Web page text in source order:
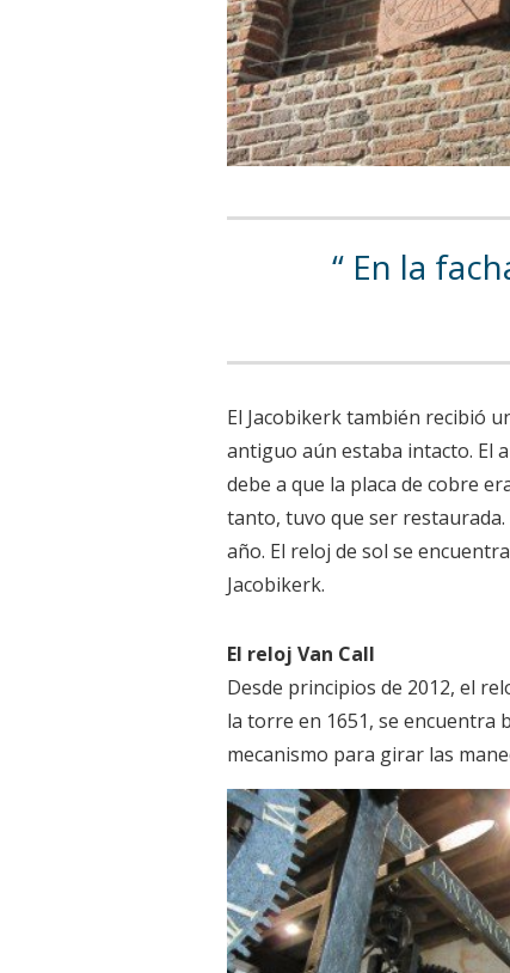
En la
El Jacobikerk también recibió
antiguo aún estaba intacto. El
debe a que la placa de cobre
tanto, tuvo que ser
año. El reloj de sol se
Jacobikerk.
El reloj Van Call
Desde principios de 2012, el
la torre en 1651, se encuentra
mecanismo para girar las